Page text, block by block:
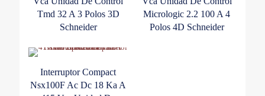
Tmd 32 A 3 Polos 3D
Schneider
Micrologic 2.2 100 A 4
Polos 4D Schneider
Interruptor Compact
Nsx100F Ac Dc 18 Ka A